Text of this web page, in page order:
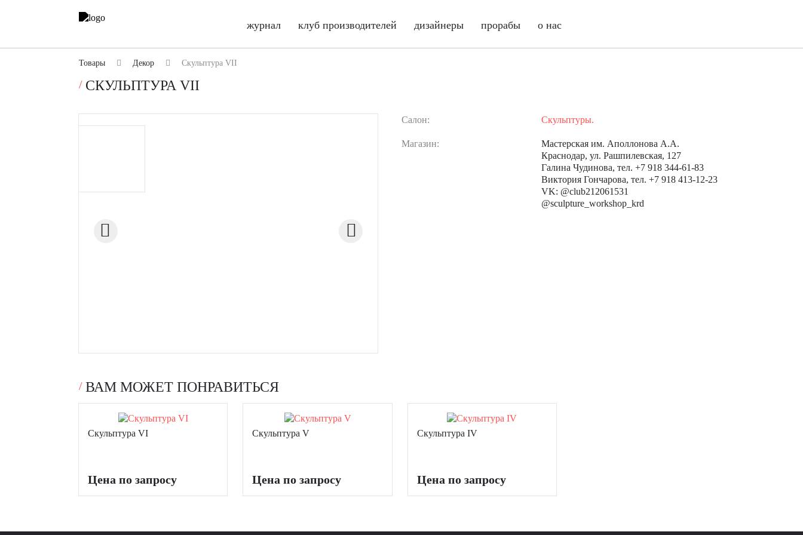
журнал клуб производителей дизайнеры прорабы о нас
Товары Декор Скульптура VII
СКУЛЬПТУРА VII
Салон: Скульптуры.
Магазин:
Мастерская им. Аполлонова А.А.
Краснодар, ул. Рашпилевская, 127
Галина Чудинова, тел. +7 918 344-61-83
Виктория Гончарова, тел. +7 918 413-12-23
VK: @club212061531
@sculpture_workshop_krd
ВАМ МОЖЕТ ПОНРАВИТЬСЯ
Скульптура VI
Цена по запросу
Скульптура V
Цена по запросу
Скульптура IV
Цена по запросу